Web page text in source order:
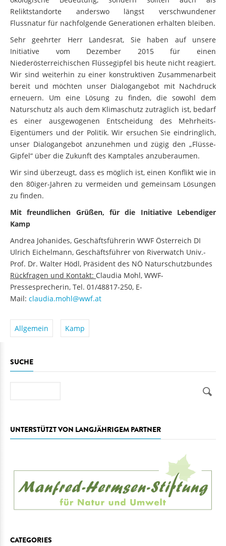
Reliktstandorte anderswo längst verschwundener
Flussnatur für nachfolgende Generationen erhalten bleiben.
Sehr geehrter Herr Landesrat, Sie haben auf unsere
Initiative vom Dezember 2015 für einen
Niederösterreichischen Flüssegipfel bis heute nicht reagiert.
Wir sind weiterhin zu einer konstruktiven Zusammenarbeit
bereit und möchten unser Dialogangebot mit Nachdruck
erneuern. Um eine Lösung zu finden, die sowohl dem
Naturschutz als auch dem Klimaschutz zuträglich ist, bedarf
es einer ausgewogenen Entscheidung des Mehrheits-
Eigentümers und der Politik. Wir ersuchen Sie eindringlich,
unser Dialogangebot anzunehmen und zügig den „Flüsse-
Gipfel“ über die Zukunft des Kamptales anzuberaumen.
Wir sind überzeugt, dass es möglich ist, einen Konflikt wie in
den 80iger-Jahren zu vermeiden und gemeinsam Lösungen
zu finden.
Mit freundlichen Grüßen, für die Initiative Lebendiger
Kamp
Andrea Johanides, Geschäftsführerin WWF Österreich DI
Ulrich Eichelmann, Geschäftsführer von Riverwatch Univ.-
Prof. Dr. Walter Hödl, Präsident des NÖ Naturschutzbundes
Rückfragen und Kontakt: Claudia Mohl, WWF-
Pressesprecherin, Tel. 01/48817-250, E-
Mail: claudia.mohl@wwf.at
Allgemein Kamp
SUCHE
UNTERSTÜTZT VON LANGJÄHRIGEM PARTNER
CATEGORIES